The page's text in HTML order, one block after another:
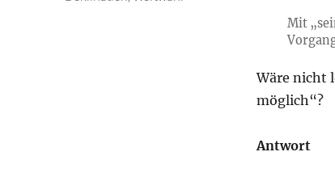
Mit
Wäre nicht
möglich“?
Antwort